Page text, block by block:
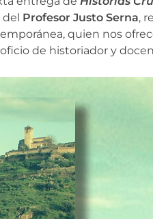
del Profesor Justo Serna,
quien nos
de historiador y